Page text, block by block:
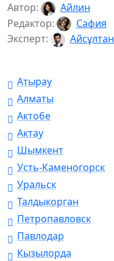
Автор:
Айлин
Редактор:
Сафия
Эксперт:
Айсұлтан
Атырау
Алматы
Актобе
Актау
Шымкент
Усть-Каменогорск
Уральск
Талдыкорган
Петропавловск
Павлодар
Кызылорда